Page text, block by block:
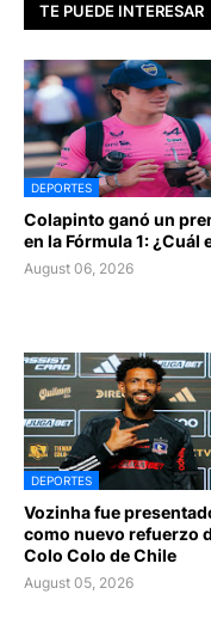
TE PUEDE INTERESAR
DEPORTES
Colapinto ganó un
en la Fórmula 1: ¿Cuál
August 06, 2026
DEPORTES
Vozinha fue
como nuevo refuerzo
Colo Colo de Chile
August 05, 2026